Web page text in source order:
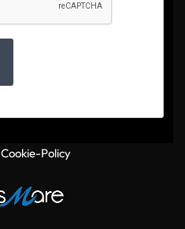
Cookie-Policy